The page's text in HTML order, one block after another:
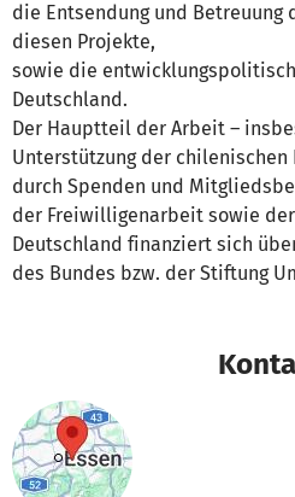
die Entsendung und
diesen Projekte,
sowie die
Deutschland.
Der Hauptteil der Arbeit –
Unterstützung der
durch Spenden und
der Freiwilligenarbeit sowie
Deutschland finanziert sich
des Bundes bzw. der Stiftung